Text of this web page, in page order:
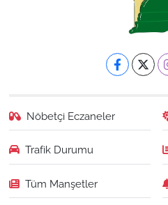
Nöbetçi Eczaneler
Trafik Durumu
Tüm Manşetler